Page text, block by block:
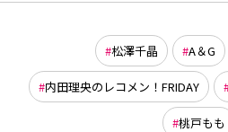
松澤千晶 A＆G
内田理央のレコメン！FRIDAY
桃戸もも